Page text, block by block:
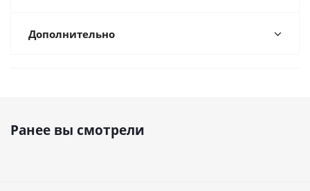
Дополнительно
Ранее вы смотрели